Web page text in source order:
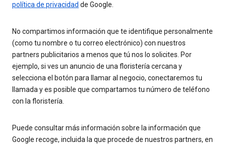
política de privacidad de Google.
No compartimos información que te identifique personalmente
(como tu nombre o tu correo electrónico) con nuestros
partners publicitarios a menos que tú nos lo solicites. Por
ejemplo, si ves un anuncio de una floristería cercana y
selecciona el botón para llamar al negocio, conectaremos tu
llamada y es posible que compartamos tu número de teléfono
con la floristería.
Puede consultar más información sobre la información que
Google recoge, incluida la que procede de nuestros partners, en